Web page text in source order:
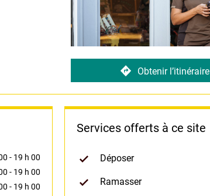
Obtenir l’itinéraire
- 19 h 00
- 19 h 00
- 19 h 00
Services offerts à ce site
Déposer
Ramasser